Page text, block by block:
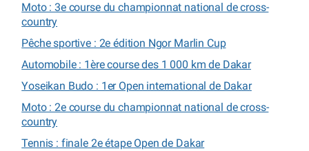
Moto : 3e course du championnat national de cross-
country
Pêche sportive : 2e édition Ngor Marlin Cup
Automobile : 1ère course des 1 000 km de Dakar
Yoseikan Budo : 1er Open international de Dakar
Moto : 2e course du championnat national de cross-
country
Tennis : finale 2e étape Open de Dakar